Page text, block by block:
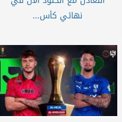
نهائي كأس...